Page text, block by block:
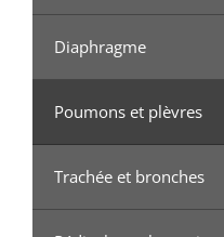
Diaphragme
Poumons et plèvres
Trachée et bronches